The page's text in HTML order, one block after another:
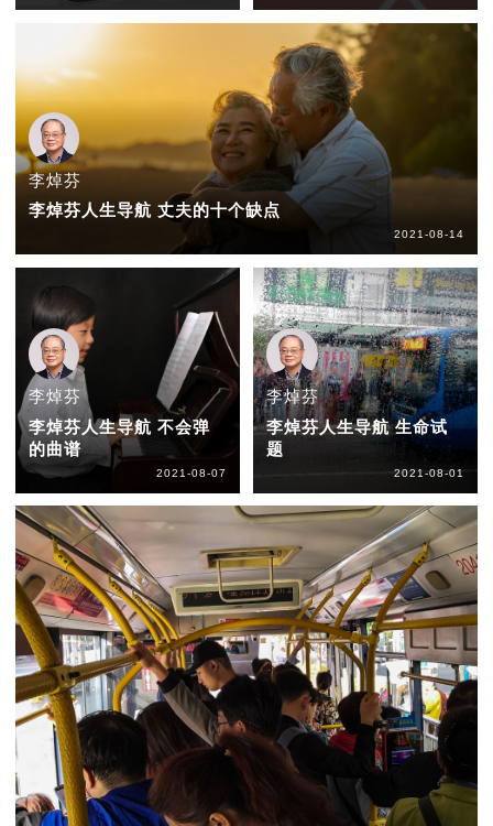
李焯芬
李焯芬人生导航 丈夫的十个缺点
2021-08-14
李焯芬
李焯芬人生导航 不会弹
的曲谱
2021-08-07
李焯芬
李焯芬人生导航 生命试
题
2021-08-01